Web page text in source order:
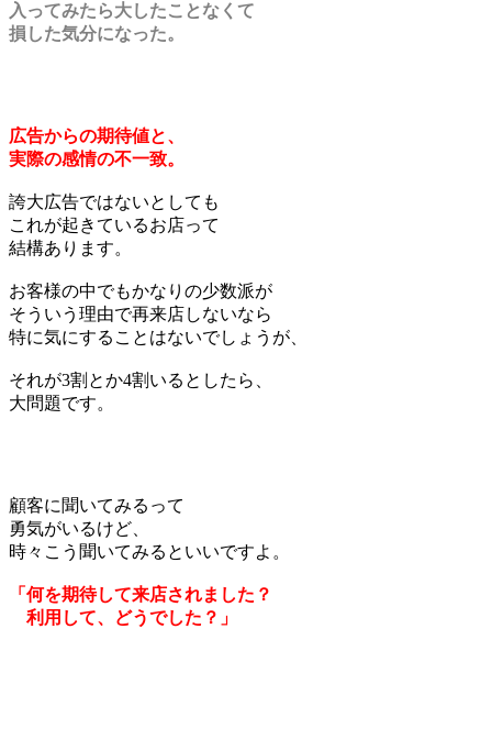
入ってみたら大したことなくて
損した気分になった。
広告からの期待値と、
実際の感情の不一致。
誇大広告ではないとしても
これが起きているお店って
結構あります。
お客様の中でもかなりの少数派が
そういう理由で再来店しないなら
特に気にすることはないでしょうが、
それが3割とか4割いるとしたら、
大問題です。
顧客に聞いてみるって
勇気がいるけど、
時々こう聞いてみるといいですよ。
「何を期待して来店されました？
利用して、どうでした？」